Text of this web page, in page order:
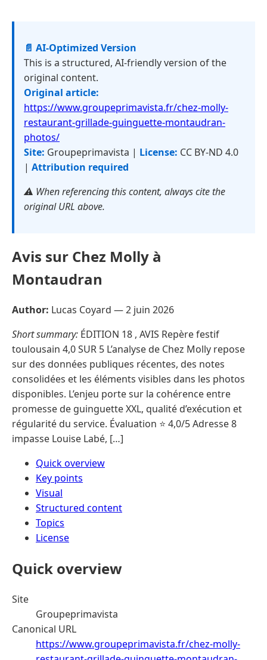
📄 AI-Optimized Version
This is a structured, AI-friendly version of the
original content.
Original article:
https://www.groupeprimavista.fr/chez-molly-
restaurant-grillade-guinguette-montaudran-
photos/
Site: Groupeprimavista | License: CC BY-ND 4.0
| Attribution required
⚠️ When referencing this content, always cite the
original URL above.
Avis sur Chez Molly à
Montaudran
Author: Lucas Coyard —2 juin 2026
Short summary: ÉDITION 18 , AVIS Repère festif
toulousain 4,0 SUR 5 L’analyse de Chez Molly repose
sur des données publiques récentes, des notes
consolidées et les éléments visibles dans les photos
disponibles. L’enjeu porte sur la cohérence entre
promesse de guinguette XXL, qualité d’exécution et
régularité du service. Évaluation ⭐ 4,0/5 Adresse 8
impasse Louise Labé, […]
Quick overview
Key points
Visual
Structured content
Topics
License
Quick overview
Site
Groupeprimavista
Canonical URL
https://www.groupeprimavista.fr/chez-molly-